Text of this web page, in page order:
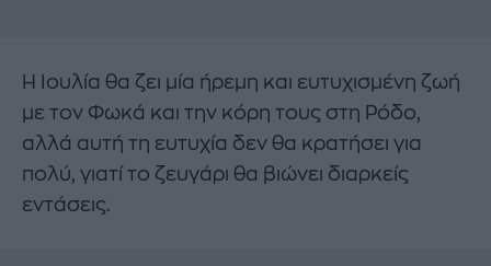
Η Ιουλία θα ζει μία ήρεμη και ευτυχισμένη ζωή
με τον Φωκά και την κόρη τους στη Ρόδο,
αλλά αυτή τη ευτυχία δεν θα κρατήσει για
πολύ, γιατί το ζευγάρι θα βιώνει διαρκείς
εντάσεις.